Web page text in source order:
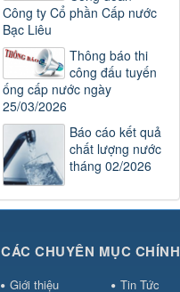
Công ty Cổ phần Cấp nước
Bạc Liêu
Thông báo thi
công đấu tuyến
ống cấp nước ngày
25/03/2026
Báo cáo kết quả
chất lượng nước
tháng 02/2026
CÁC CHUYÊN MỤC CHÍNH
Giới thiệu Tin Tức